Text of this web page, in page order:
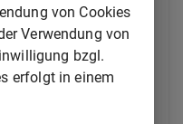
Europäischen
September 2003 über
Tierernährung
von Cookies
Verwendung von
bzgl.
erfolgt in einem